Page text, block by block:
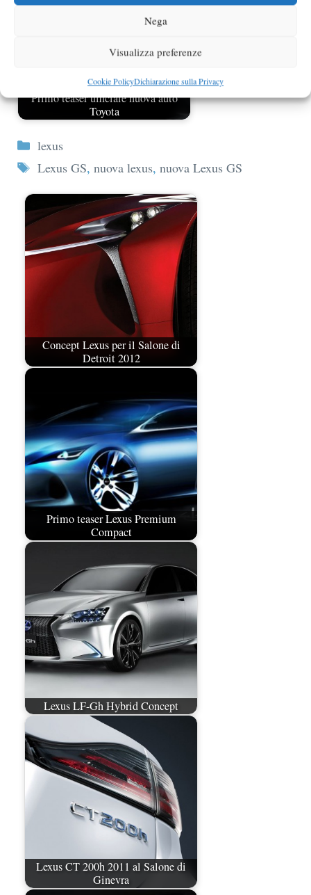
Nega
Visualizza preferenze
Cookie PolicyDichiarazione sulla Privacy
Primo teaser ufficiale nuova auto
Toyota
Categorie
lexus
Tag
Lexus GS, nuova lexus, nuova Lexus GS
Concept Lexus per il Salone di
Detroit 2012
Primo teaser Lexus Premium
Compact
Lexus LF-Gh Hybrid Concept
Lexus CT 200h 2011 al Salone di
Ginevra